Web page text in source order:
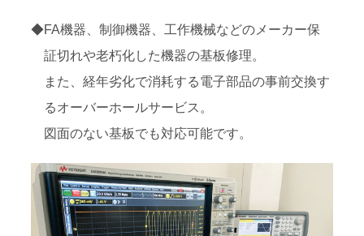
◆FA機器、制御機器、工作機械などのメーカー保
証切れや老朽化した機器の基板修理。
また、経年劣化で消耗する電子部品の事前交換す
るオーバーホールサービス。
図面のない基板でも対応可能です。